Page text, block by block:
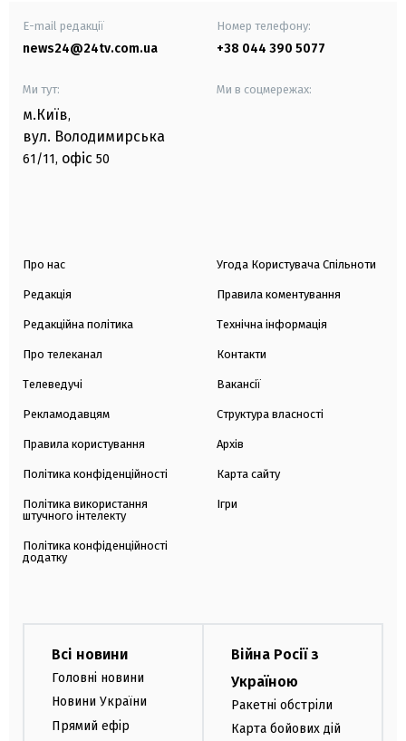
E-mail редакції
news24@24tv.com.ua
Номер телефону:
+38 044 390 5077
Ми тут:
м.Київ,
вул. Володимирська
61/11, офіс 50
Ми в соцмережах:
Про нас
Редакція
Редакційна політика
Про телеканал
Телеведучі
Рекламодавцям
Правила користування
Політика конфіденційності
Політика використання
штучного інтелекту
Політика конфіденційності
додатку
Угода Користувача Спільноти
Правила коментування
Технічна інформація
Контакти
Вакансії
Структура власності
Архів
Карта сайту
Ігри
Всі новини
Головні новини
Новини України
Прямий ефір
Війна Росії з
Україною
Ракетні обстріли
Карта бойових дій